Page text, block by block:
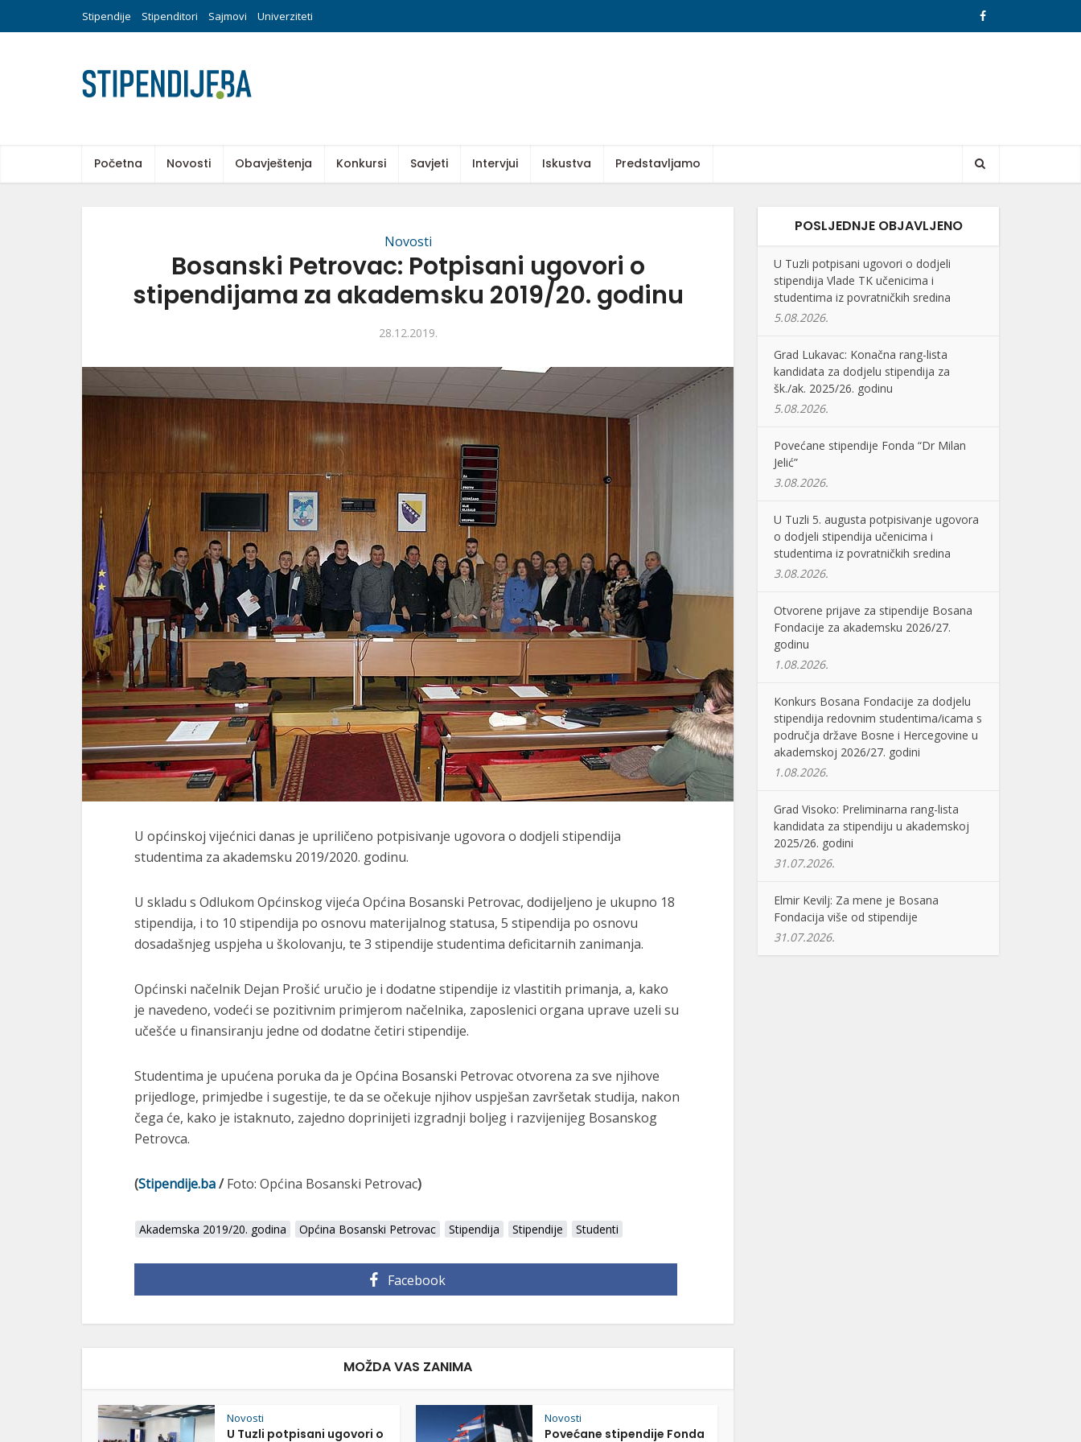
Stipendije Stipenditori Sajmovi Univerziteti
Početna Novosti Obavještenja Konkursi Savjeti Intervjui Iskustva Predstavljamo
Novosti
Bosanski Petrovac: Potpisani ugovori o
stipendijama za akademsku 2019/20. godinu
28.12.2019.
U općinskoj vijećnici danas je upriličeno potpisivanje ugovora o dodjeli stipendija
studentima za akademsku 2019/2020. godinu.
U skladu s Odlukom Općinskog vijeća Općina Bosanski Petrovac, dodijeljeno je ukupno 18
stipendija, i to 10 stipendija po osnovu materijalnog statusa, 5 stipendija po osnovu
dosadašnjeg uspjeha u školovanju, te 3 stipendije studentima deficitarnih zanimanja.
Općinski načelnik Dejan Prošić uručio je i dodatne stipendije iz vlastitih primanja, a, kako
je navedeno, vodeći se pozitivnim primjerom načelnika, zaposlenici organa uprave uzeli su
učešće u finansiranju jedne od dodatne četiri stipendije.
Studentima je upućena poruka da je Općina Bosanski Petrovac otvorena za sve njihove
prijedloge, primjedbe i sugestije, te da se očekuje njihov uspješan završetak studija, nakon
čega će, kako je istaknuto, zajedno doprinijeti izgradnji boljeg i razvijenijeg Bosanskog
Petrovca.
(Stipendije.ba/Foto: Općina Bosanski Petrovac)
Akademska 2019/20. godina Općina Bosanski Petrovac Stipendija Stipendije Studenti
Facebook
MOŽDA VAS ZANIMA
Novosti
U Tuzli potpisani ugovori o
Novosti
Povećane stipendije Fonda
POSLJEDNJE OBJAVLJENO
U Tuzli potpisani ugovori o dodjeli
stipendija Vlade TK učenicima i
studentima iz povratničkih sredina
5.08.2026.
Grad Lukavac: Konačna rang-lista
kandidata za dodjelu stipendija za
šk./ak. 2025/26. godinu
5.08.2026.
Povećane stipendije Fonda “Dr Milan
Jelić”
3.08.2026.
U Tuzli 5. augusta potpisivanje ugovora
o dodjeli stipendija učenicima i
studentima iz povratničkih sredina
3.08.2026.
Otvorene prijave za stipendije Bosana
Fondacije za akademsku 2026/27.
godinu
1.08.2026.
Konkurs Bosana Fondacije za dodjelu
stipendija redovnim studentima/icama s
područja države Bosne i Hercegovine u
akademskoj 2026/27. godini
1.08.2026.
Grad Visoko: Preliminarna rang-lista
kandidata za stipendiju u akademskoj
2025/26. godini
31.07.2026.
Elmir Kevilj: Za mene je Bosana
Fondacija više od stipendije
31.07.2026.